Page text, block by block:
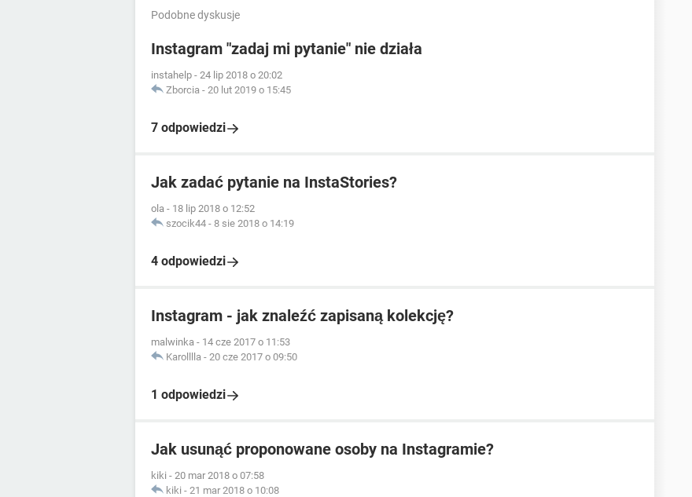
Podobne dyskusje
Instagram "zadaj mi pytanie" nie działa
instahelp - 24 lip 2018 o 20:02
Zborcia - 20 lut 2019 o 15:45
7 odpowiedzi
Jak zadać pytanie na InstaStories?
ola - 18 lip 2018 o 12:52
szocik44 - 8 sie 2018 o 14:19
4 odpowiedzi
Instagram - jak znaleźć zapisaną kolekcję?
malwinka - 14 cze 2017 o 11:53
Karolllla - 20 cze 2017 o 09:50
1 odpowiedzi
Jak usunąć proponowane osoby na Instagramie?
kiki - 20 mar 2018 o 07:58
kiki - 21 mar 2018 o 10:08